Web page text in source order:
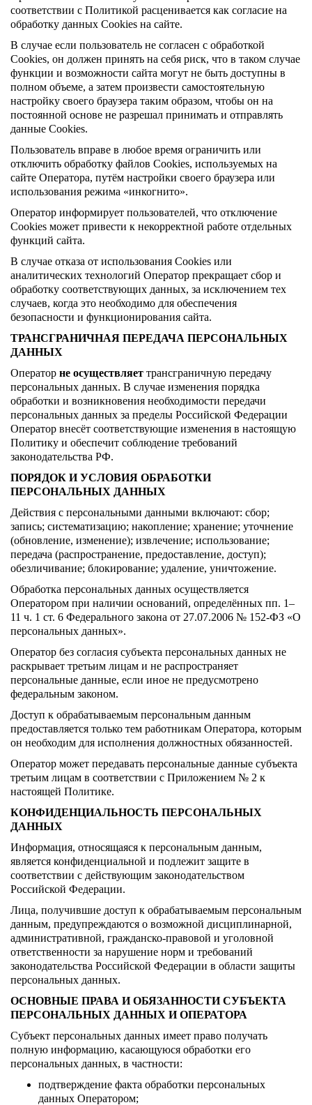
соответствии с Политикой расценивается как согласие на
обработку данных Cookies на сайте.
В случае если пользователь не согласен с обработкой
Cookies, он должен принять на себя риск, что в таком случае
функции и возможности сайта могут не быть доступны в
полном объеме, а затем произвести самостоятельную
настройку своего браузера таким образом, чтобы он на
постоянной основе не разрешал принимать и отправлять
данные Cookies.
Пользователь вправе в любое время ограничить или
отключить обработку файлов Cookies, используемых на
сайте Оператора, путём настройки своего браузера или
использования режима «инкогнито».
Оператор информирует пользователей, что отключение
Cookies может привести к некорректной работе отдельных
функций сайта.
В случае отказа от использования Cookies или
аналитических технологий Оператор прекращает сбор и
обработку соответствующих данных, за исключением тех
случаев, когда это необходимо для обеспечения
безопасности и функционирования сайта.
ТРАНСГРАНИЧНАЯ ПЕРЕДАЧА ПЕРСОНАЛЬНЫХ
ДАННЫХ
Оператор не осуществляет трансграничную передачу
персональных данных. В случае изменения порядка
обработки и возникновения необходимости передачи
персональных данных за пределы Российской Федерации
Оператор внесёт соответствующие изменения в настоящую
Политику и обеспечит соблюдение требований
законодательства РФ.
ПОРЯДОК И УСЛОВИЯ ОБРАБОТКИ
ПЕРСОНАЛЬНЫХ ДАННЫХ
Действия с персональными данными включают: сбор;
запись; систематизацию; накопление; хранение; уточнение
(обновление, изменение); извлечение; использование;
передача (распространение, предоставление, доступ);
обезличивание; блокирование; удаление, уничтожение.
Обработка персональных данных осуществляется
Оператором при наличии оснований, определённых пп. 1–
11 ч. 1 ст. 6 Федерального закона от 27.07.2006 № 152-ФЗ «О
персональных данных».
Оператор без согласия субъекта персональных данных не
раскрывает третьим лицам и не распространяет
персональные данные, если иное не предусмотрено
федеральным законом.
Доступ к обрабатываемым персональным данным
предоставляется только тем работникам Оператора, которым
он необходим для исполнения должностных обязанностей.
Оператор может передавать персональные данные субъекта
третьим лицам в соответствии с Приложением № 2 к
настоящей Политике.
КОНФИДЕНЦИАЛЬНОСТЬ ПЕРСОНАЛЬНЫХ
ДАННЫХ
Информация, относящаяся к персональным данным,
является конфиденциальной и подлежит защите в
соответствии с действующим законодательством
Российской Федерации.
Лица, получившие доступ к обрабатываемым персональным
данным, предупреждаются о возможной дисциплинарной,
административной, гражданско-правовой и уголовной
ответственности за нарушение норм и требований
законодательства Российской Федерации в области защиты
персональных данных.
ОСНОВНЫЕ ПРАВА И ОБЯЗАННОСТИ СУБЪЕКТА
ПЕРСОНАЛЬНЫХ ДАННЫХ И ОПЕРАТОРА
Субъект персональных данных имеет право получать
полную информацию, касающуюся обработки его
персональных данных, в частности:
подтверждение факта обработки персональных
данных Оператором;